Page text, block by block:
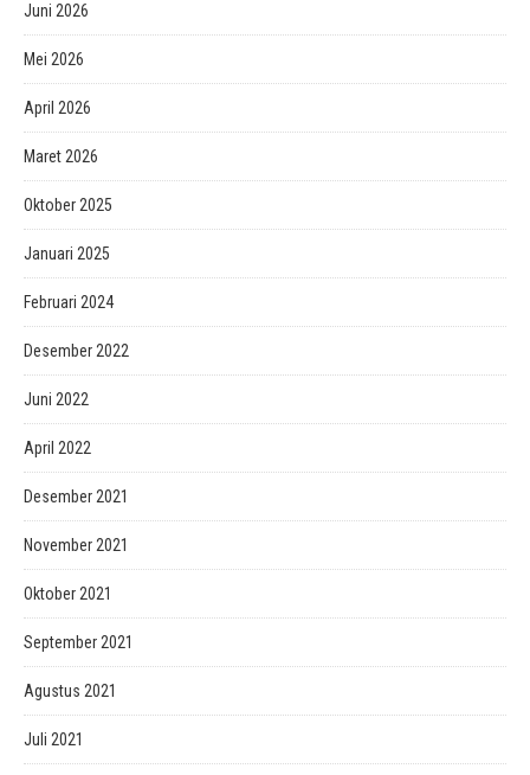
Juni 2026
Mei 2026
April 2026
Maret 2026
Oktober 2025
Januari 2025
Februari 2024
Desember 2022
Juni 2022
April 2022
Desember 2021
November 2021
Oktober 2021
September 2021
Agustus 2021
Juli 2021